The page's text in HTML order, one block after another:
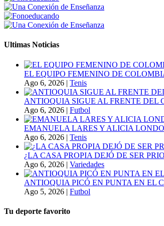
Ultimas Noticias
EL EQUIPO FEMENINO DE
Ago 6, 2026 | Tenis
ANTIOQUIA SIGUE AL FRENTE DEL
Ago 6, 2026 | Futbol
EMANUELA LARES Y ALICIA
Ago 6, 2026 | Tenis
¿LA CASA PROPIA DEJÓ DE SER
Ago 6, 2026 | Variedades
ANTIOQUIA PICÓ EN PUNTA EN EL
Ago 5, 2026 | Futbol
Tu deporte favorito